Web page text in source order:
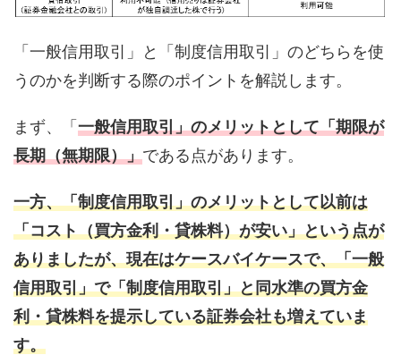
「一般信用取引」と「制度信用取引」のどちらを使
うのかを判断する際のポイントを解説します。
まず、「 一般信用取引」のメリットとして「期限が
長期（無期限）」である点があります。
一方、「制度信用取引」のメリットとして以前は
「コスト（買方金利・貸株料）が安い」という点が
ありましたが、現在はケースバイケースで、「一般
信用取引」で「制度信用取引」と同水準の買方金
利・貸株料を提示している証券会社も増えていま
す。